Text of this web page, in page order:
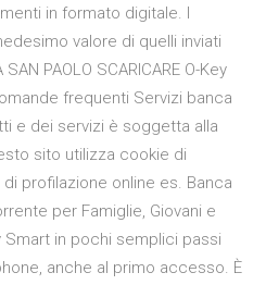
in formato digitale. I
valore di quelli inviati
PAOLO SCARICARE O-Key
frequenti Servizi banca
e dei servizi è soggetta alla
sito utilizza cookie di
profilazione online es. Banca
per Famiglie, Giovani e
Smart in pochi semplici passi
anche al primo accesso. È